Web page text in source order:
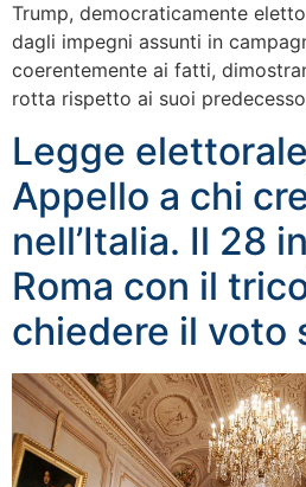
Trump, democraticamente
dagli impegni assunti in
coerentemente ai fatti,
rotta rispetto ai suoi
Legge
Appello a chi
nell’Italia. Il 28
Roma con il
chiedere il voto